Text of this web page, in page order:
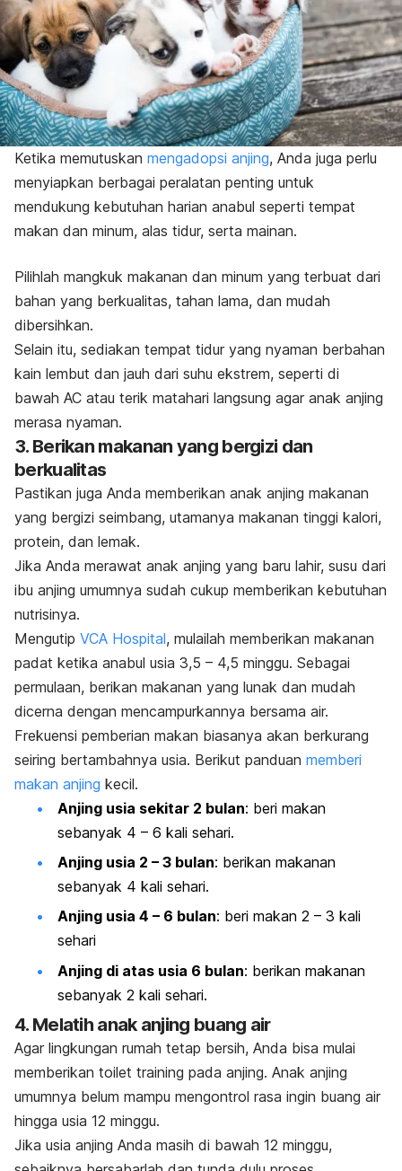
Ketika memutuskan mengadopsi anjing, Anda juga perlu
menyiapkan berbagai peralatan penting untuk
mendukung kebutuhan harian anabul seperti tempat
makan dan minum, alas tidur, serta mainan.
Pilihlah mangkuk makanan dan minum yang terbuat dari
bahan yang berkualitas, tahan lama, dan mudah
dibersihkan.
Selain itu, sediakan tempat tidur yang nyaman berbahan
kain lembut dan jauh dari suhu ekstrem, seperti di
bawah AC atau terik matahari langsung agar anak anjing
merasa nyaman.
3. Berikan makanan yang bergizi dan
berkualitas
Pastikan juga Anda memberikan anak anjing makanan
yang bergizi seimbang, utamanya makanan tinggi kalori,
protein, dan lemak.
Jika Anda merawat anak anjing yang baru lahir, susu dari
ibu anjing umumnya sudah cukup memberikan kebutuhan
nutrisinya.
Mengutip VCA Hospital, mulailah memberikan makanan
padat ketika anabul usia 3,5 – 4,5 minggu. Sebagai
permulaan, berikan makanan yang lunak dan mudah
dicerna dengan mencampurkannya bersama air.
Frekuensi pemberian makan biasanya akan berkurang
seiring bertambahnya usia. Berikut panduan memberi
makan anjing kecil.
Anjing usia sekitar 2 bulan: beri makan
sebanyak 4 – 6 kali sehari.
Anjing usia 2 – 3 bulan: berikan makanan
sebanyak 4 kali sehari.
Anjing usia 4 – 6 bulan: beri makan 2 – 3 kali
sehari
Anjing di atas usia 6 bulan: berikan makanan
sebanyak 2 kali sehari.
4. Melatih anak anjing buang air
Agar lingkungan rumah tetap bersih, Anda bisa mulai
memberikan toilet training pada anjing. Anak anjing
umumnya belum mampu mengontrol rasa ingin buang air
hingga usia 12 minggu.
Jika usia anjing Anda masih di bawah 12 minggu,